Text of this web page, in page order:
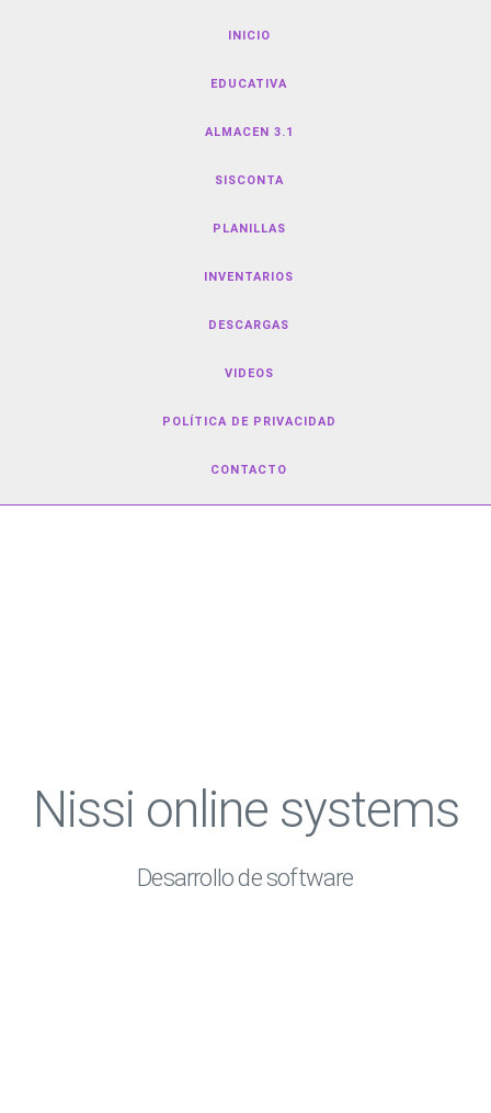
INICIO
EDUCATIVA
ALMACEN 3.1
SISCONTA
PLANILLAS
INVENTARIOS
DESCARGAS
VIDEOS
POLÍTICA DE PRIVACIDAD
CONTACTO
Nissi online systems
Desarrollo de software